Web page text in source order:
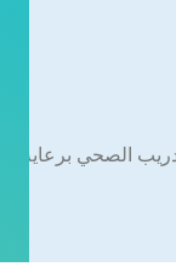
الصحي برعاية من